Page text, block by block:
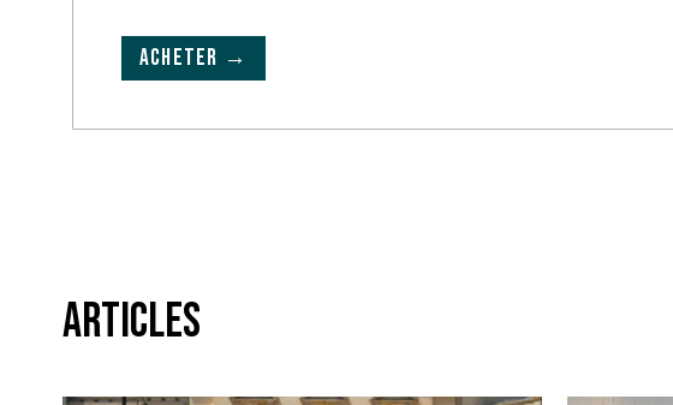
ACHETER →
Articles